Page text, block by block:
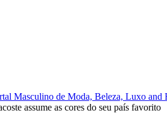
assume as cores do seu país favorito